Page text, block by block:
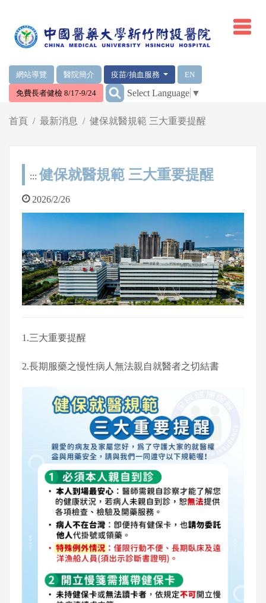
網站導覽 醫院簡介 疫苗/抽血服務 EN
免費長者健檢 8/17-9/24 ::: Select Language ▼
首頁 最新消息 健保就醫規範 三大重要提醒
::: 健保就醫規範 三大重要提醒
2026/2/26
1.三大重要提醒
2.長期服藥之慢性病人無法親自就醫者之切結書